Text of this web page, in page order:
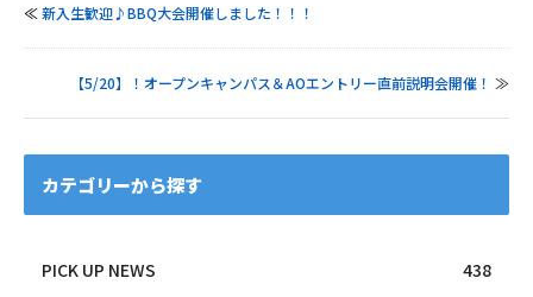
≪新入生歓迎♪BBQ大会開催しました！！！
【5/20】！オープンキャンパス＆AOエントリー直前説明会開催！ ≫
カテゴリーから探す
PICK UP NEWS 438